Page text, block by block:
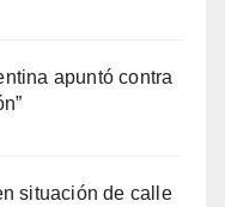
apuntó contra
situación de calle